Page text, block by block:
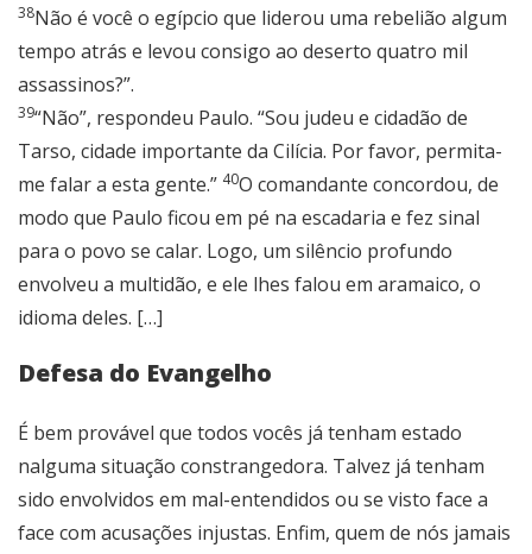
38Não é você o egípcio que liderou uma rebelião algum
tempo atrás e levou consigo ao deserto quatro mil
assassinos?”.
39“Não”, respondeu Paulo. “Sou judeu e cidadão de
Tarso, cidade importante da Cilícia. Por favor, permita-
me falar a esta gente.” 40O comandante concordou, de
modo que Paulo ficou em pé na escadaria e fez sinal
para o povo se calar. Logo, um silêncio profundo
envolveu a multidão, e ele lhes falou em aramaico, o
idioma deles. […]
Defesa do Evangelho
É bem provável que todos vocês já tenham estado
nalguma situação constrangedora. Talvez já tenham
sido envolvidos em mal-entendidos ou se visto face a
face com acusações injustas. Enfim, quem de nós jamais